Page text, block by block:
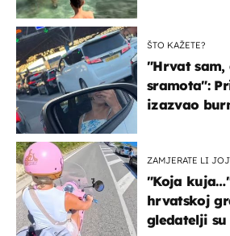
ŠTO KAŽETE?
"Hrvat sam,
sramota":
izazvao
ZAMJERATE LI
"Koja
hrvatskoj
gledatelji